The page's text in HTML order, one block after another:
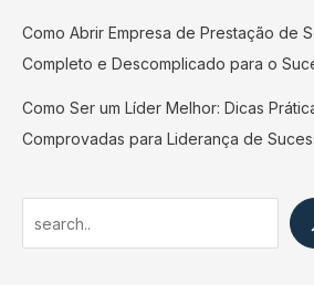
Como Abrir Empresa de Prestação de
Completo e Descomplicado para o
Como Ser um Líder Melhor: Dicas
Comprovadas para Liderança de